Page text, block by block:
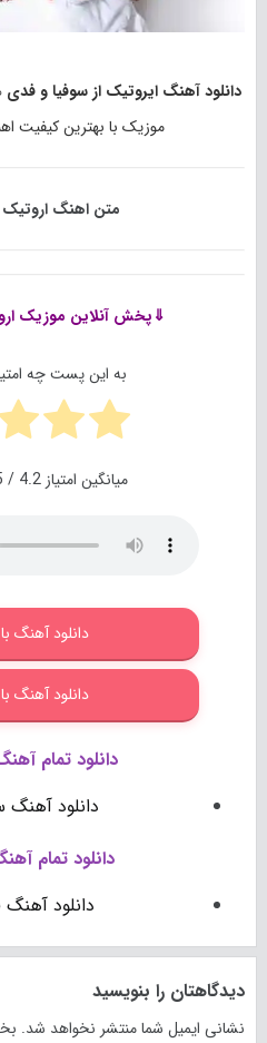
دانلود آهنگ ایروتیک از سوفیا و فدی
موزیک با بهترین کیفیت
متن اهنگ
⇓پخش آنلاین موزیک
به این پست چه
میانگین امتیاز 4.2 / 5. تعداد آرا:
دانلود آهنگ با
دانلود آهنگ با
دانلود تمام
دانلود
دانلود تمام
دانلود
دیدگاهتان را بنویسید
نشانی ایمیل شما منتشر نخواهد شد.